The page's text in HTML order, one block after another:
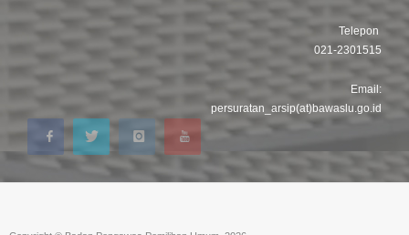
Telepon
021-2301515
Email:
persuratan_arsip(at)bawaslu.go.id